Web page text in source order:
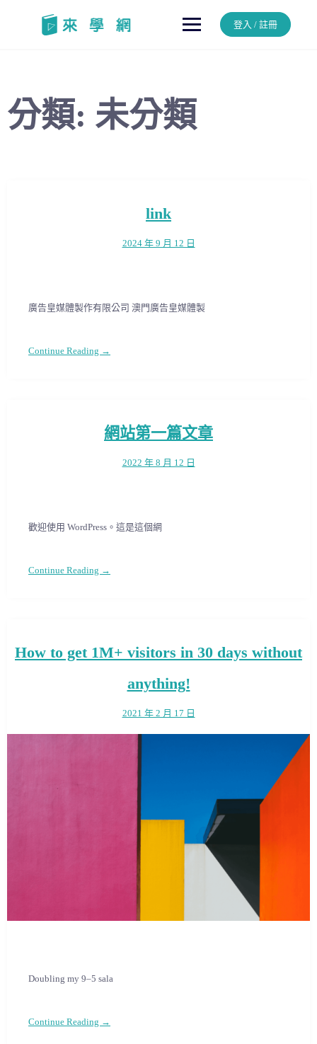
登入 / 註冊
分類: 未分類
link
2024 年 9 月 12 日
廣告皇媒體製作有限公司 澳門廣告皇媒體製
Continue Reading →
網站第一篇文章
2022 年 8 月 12 日
歡迎使用 WordPress。這是這個網
Continue Reading →
How to get 1M+ visitors in 30 days without
anything!
2021 年 2 月 17 日
Doubling my 9–5 sala
Continue Reading →